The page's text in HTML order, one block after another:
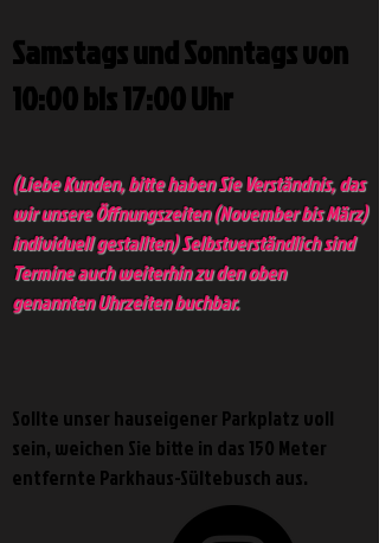
Samstags und Sonntags von
10:00 bis 17:00 Uhr
(Liebe Kunden, bitte haben Sie Verständnis, das
wir unsere Öffnungszeiten (November bis März)
individuell gestallten) Selbstverständlich sind
Termine auch weiterhin zu den oben
genannten Uhrzeiten buchbar.
Sollte unser hauseigener Parkplatz voll
sein, weichen Sie bitte in das 150 Meter
entfernte Parkhaus-Sültebusch aus.